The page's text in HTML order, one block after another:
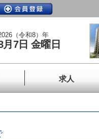
（令和8）年
月7日 金曜日
求人